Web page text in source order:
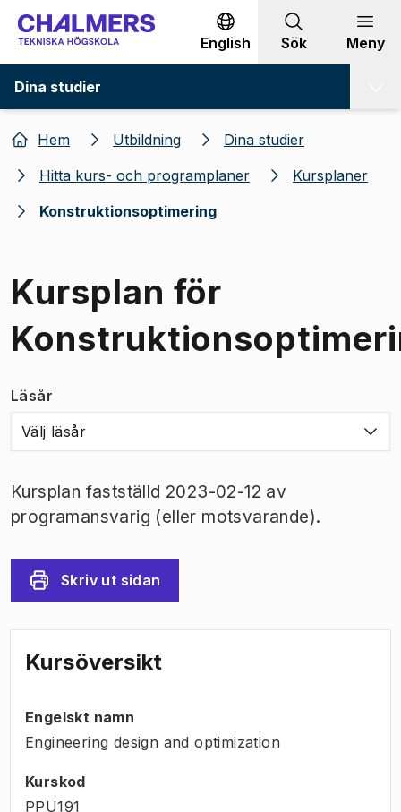
Gå till innehållet
English Sök Meny
Dina studier
Hem Utbildning
Dina studier
Hitta kurs- och programplaner
Kursplaner
Konstruktionsoptimering
Kursplan för
Läsår
Välj läsår
Kursplan fastställd 2023-02-12 av
programansvarig (eller motsvarande).
Skriv ut sidan
Kursöversikt
Engelskt namn
Engineering design and optimization
Kurskod
PPU191